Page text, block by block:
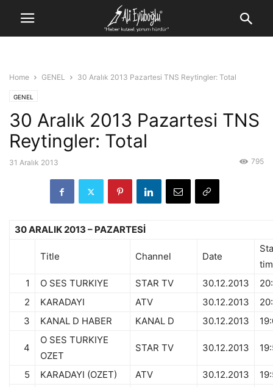
Home GENEL 30 Aralık 2013 Pazartesi TNS Reytingler: Total
GENEL
30 Aralık 2013 Pazartesi TNS
Reytingler: Total
31 Aralık 2013 795
30 ARALIK 2013 – PAZARTESİ
Title Channel Date
1
O SES TURKIYE STAR TV 30.12.2013
2
KARADAYI ATV 30.12.2013
3
KANAL D HABER KANAL D 30.12.2013
4
O SES TURKIYE
OZET
STAR TV 30.12.2013
5 KARADAYI (OZET) ATV 30.12.2013